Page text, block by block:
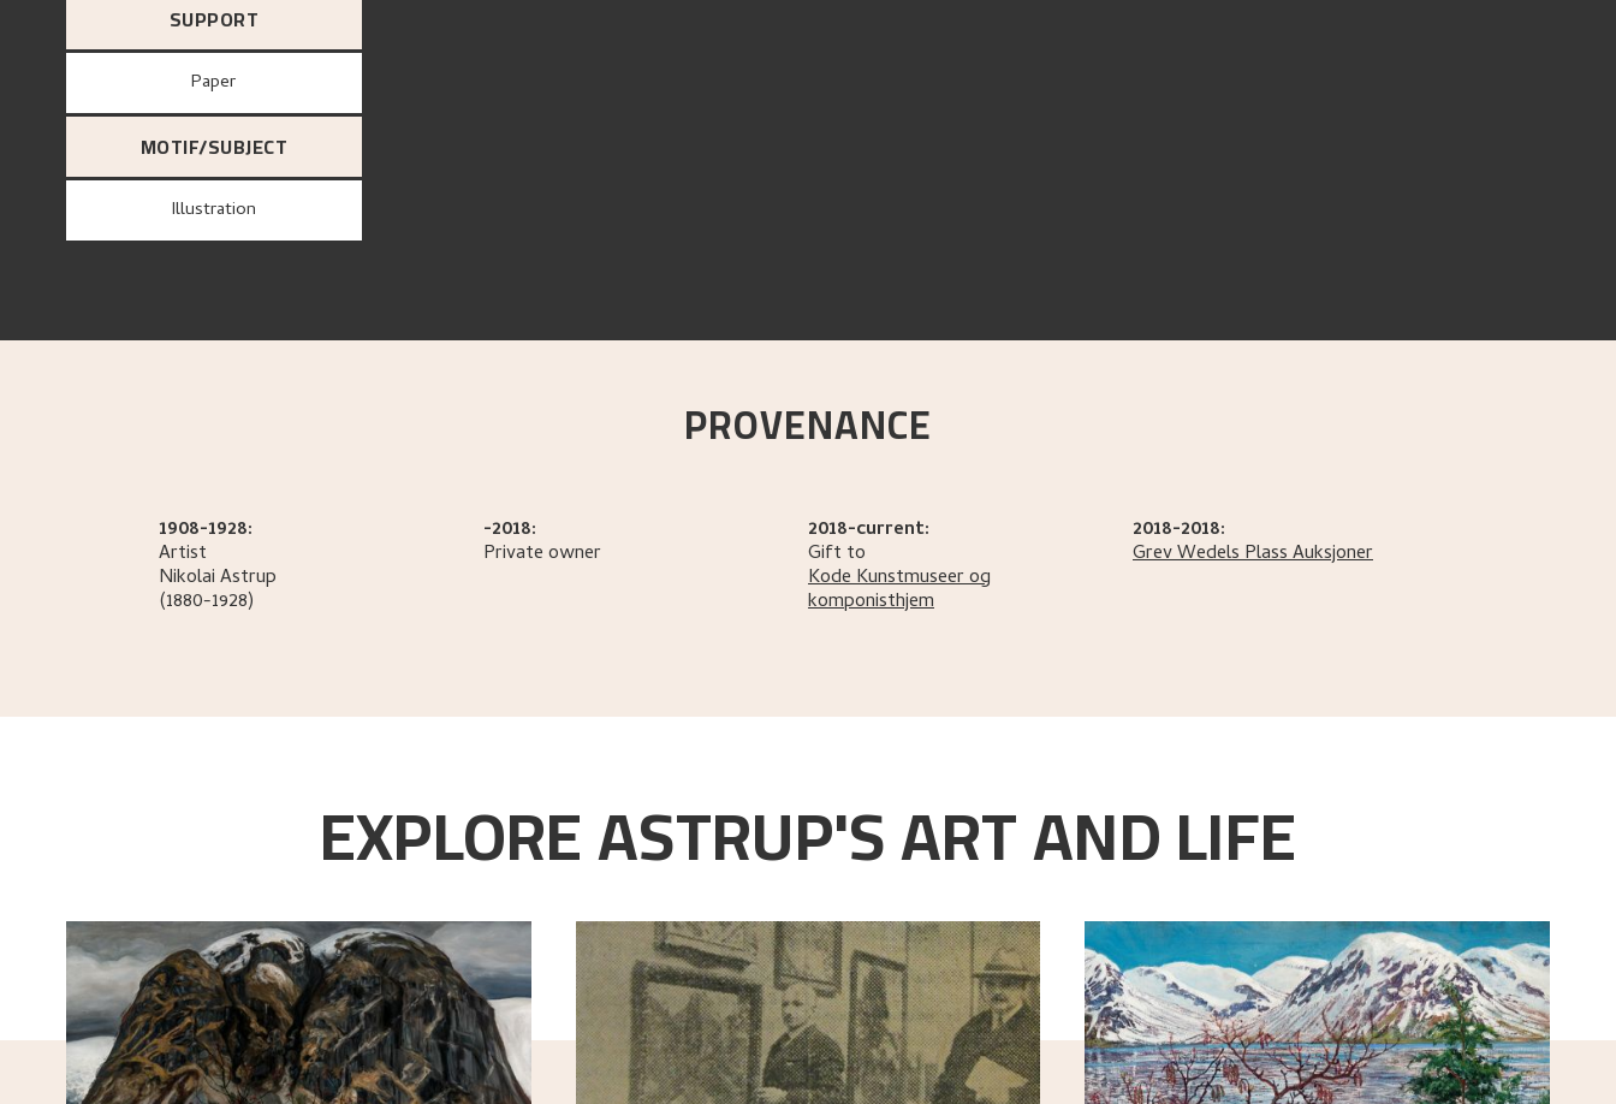
SUPPORT
paper
MOTIF/SUBJECT
Illustration
PROVENANCE
1908-1928:
Artist
NikolaiAstrup
(1880-1928)
-2018:
Private owner
2018-current:
Gift to
Kode Kunstmuseer og
komponisthjem
2018-2018:
Grev Wedels Plass Auksjoner
EXPLORE ASTRUP'S ART AND LIFE